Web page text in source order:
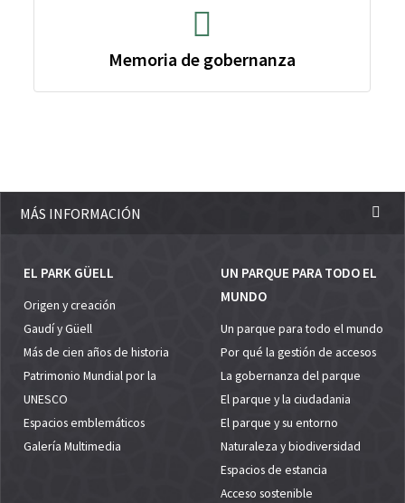
Memoria de gobernanza
MÁS INFORMACIÓN
EL PARK GÜELL
Origen y creación
Gaudí y Güell
Más de cien años de historia
Patrimonio Mundial por la
UNESCO
Espacios emblemáticos
Galería Multimedia
UN PARQUE PARA TODO EL
MUNDO
Un parque para todo el mundo
Por qué la gestión de accesos
La gobernanza del parque
El parque y la ciudadania
El parque y su entorno
Naturaleza y biodiversidad
Espacios de estancia
Acceso sostenible